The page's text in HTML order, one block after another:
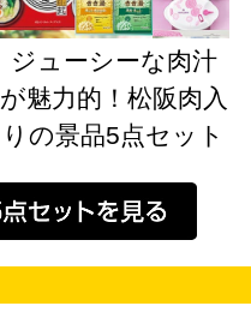
ジューシーな肉汁
が魅力的！松阪肉入
りの景品5点セット